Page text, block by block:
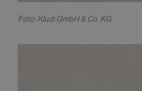
Foto: Kludi GmbH & Co. KG